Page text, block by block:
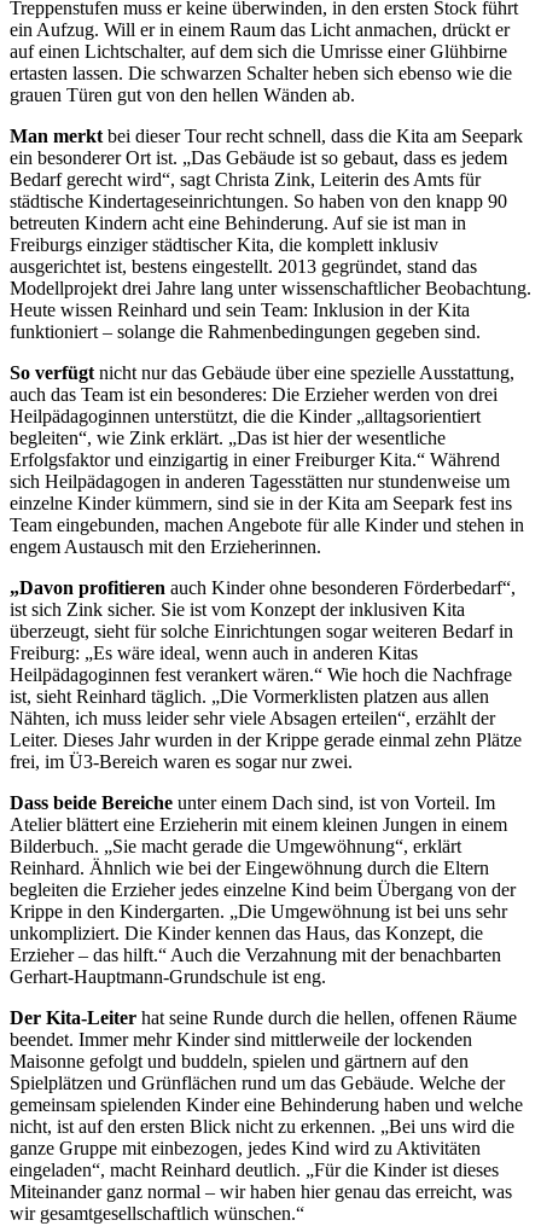
Treppenstufen muss er keine überwinden, in den ersten Stock führt
ein Aufzug. Will er in einem Raum das Licht anmachen, drückt er
auf einen Lichtschalter, auf dem sich die Umrisse einer Glühbirne
ertasten lassen. Die schwarzen Schalter heben sich ebenso wie die
grauen Türen gut von den hellen Wänden ab.
Man merkt bei dieser Tour recht schnell, dass die Kita am Seepark
ein besonderer Ort ist. „Das Gebäude ist so gebaut, dass es jedem
Bedarf gerecht wird“, sagt Christa Zink, Leiterin des Amts für
städtische Kindertageseinrichtungen. So haben von den knapp 90
betreuten Kindern acht eine Behinderung. Auf sie ist man in
Freiburgs einziger städtischer Kita, die komplett inklusiv
ausgerichtet ist, bestens eingestellt. 2013 gegründet, stand das
Modellprojekt drei Jahre lang unter wissenschaftlicher Beobachtung.
Heute wissen Reinhard und sein Team: Inklusion in der Kita
funktioniert – solange die Rahmenbedingungen gegeben sind.
So verfügt nicht nur das Gebäude über eine spezielle Ausstattung,
auch das Team ist ein besonderes: Die Erzieher werden von drei
Heilpädagoginnen unterstützt, die die Kinder „alltagsorientiert
begleiten“, wie Zink erklärt. „Das ist hier der wesentliche
Erfolgsfaktor und einzigartig in einer Freiburger Kita.“ Während
sich Heilpädagogen in anderen Tagesstätten nur stundenweise um
einzelne Kinder kümmern, sind sie in der Kita am Seepark fest ins
Team eingebunden, machen Angebote für alle Kinder und stehen in
engem Austausch mit den Erzieherinnen.
„Davon profitieren auch Kinder ohne besonderen Förderbedarf“,
ist sich Zink sicher. Sie ist vom Konzept der inklusiven Kita
überzeugt, sieht für solche Einrichtungen sogar weiteren Bedarf in
Freiburg: „Es wäre ideal, wenn auch in anderen Kitas
Heilpädagoginnen fest verankert wären.“ Wie hoch die Nachfrage
ist, sieht Reinhard täglich. „Die Vormerklisten platzen aus allen
Nähten, ich muss leider sehr viele Absagen erteilen“, erzählt der
Leiter. Dieses Jahr wurden in der Krippe gerade einmal zehn Plätze
frei, im Ü3-Bereich waren es sogar nur zwei.
Dass beide Bereiche unter einem Dach sind, ist von Vorteil. Im
Atelier blättert eine Erzieherin mit einem kleinen Jungen in einem
Bilderbuch. „Sie macht gerade die Umgewöhnung“, erklärt
Reinhard. Ähnlich wie bei der Eingewöhnung durch die Eltern
begleiten die Erzieher jedes einzelne Kind beim Übergang von der
Krippe in den Kindergarten. „Die Umgewöhnung ist bei uns sehr
unkompliziert. Die Kinder kennen das Haus, das Konzept, die
Erzieher – das hilft.“ Auch die Verzahnung mit der benachbarten
Gerhart-Hauptmann-Grundschule ist eng.
Der Kita-Leiter hat seine Runde durch die hellen, offenen Räume
beendet. Immer mehr Kinder sind mittlerweile der lockenden
Maisonne gefolgt und buddeln, spielen und gärtnern auf den
Spielplätzen und Grünflächen rund um das Gebäude. Welche der
gemeinsam spielenden Kinder eine Behinderung haben und welche
nicht, ist auf den ersten Blick nicht zu erkennen. „Bei uns wird die
ganze Gruppe mit einbezogen, jedes Kind wird zu Aktivitäten
eingeladen“, macht Reinhard deutlich. „Für die Kinder ist dieses
Miteinander ganz normal – wir haben hier genau das erreicht, was
wir gesamtgesellschaftlich wünschen.“